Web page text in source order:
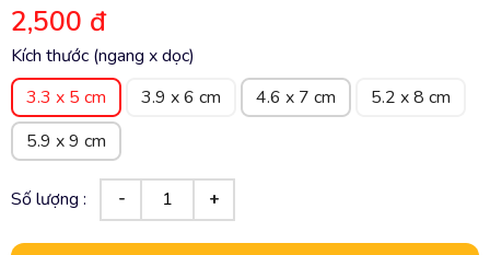
2,500 đ
Kích thước (ngang x dọc)
3.3 x 5 cm
3.9 x 6 cm 4.6 x 7 cm
5.2 x 8 cm
5.9 x 9 cm
Số lượng :